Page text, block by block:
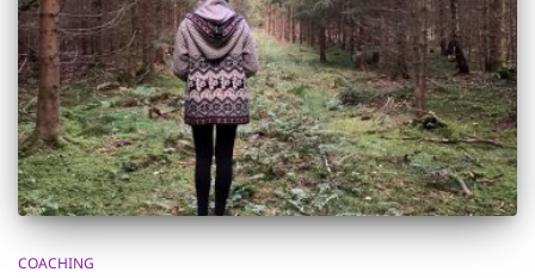
COACHING